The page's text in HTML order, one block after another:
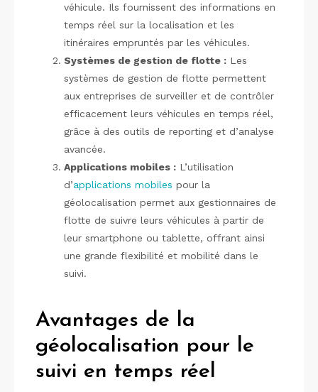
véhicule. Ils fournissent des informations en
temps réel sur la localisation et les
itinéraires empruntés par les véhicules.
Systèmes de gestion de flotte : Les
systèmes de gestion de flotte permettent
aux entreprises de surveiller et de contrôler
efficacement leurs véhicules en temps réel,
grâce à des outils de reporting et d’analyse
avancée.
Applications mobiles : L’utilisation
d’applications mobiles pour la
géolocalisation permet aux gestionnaires de
flotte de suivre leurs véhicules à partir de
leur smartphone ou tablette, offrant ainsi
une grande flexibilité et mobilité dans le
suivi.
Avantages de la
géolocalisation pour le
suivi en temps réel